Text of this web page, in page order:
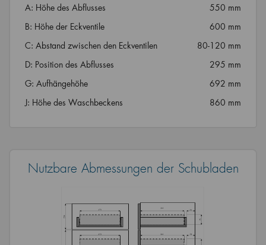
A: Höhe des Abflusses
550 mm
B: Höhe der Eckventile
600 mm
C: Abstand zwischen den Eckventilen
80-120 mm
D: Position des Abflusses
295 mm
G: Aufhängehöhe
692 mm
J: Höhe des Waschbeckens
860 mm
Nutzbare Abmessungen der Schubladen